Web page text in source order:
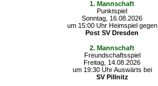
1. Mannschaft
Punktspiel
Sonntag, 16.08.2026
um 15:00 Uhr Heimspiel gegen
Post SV Dresden
2. Mannschaft
Freundschaftsspiel
Freitag, 14.08.2026
um 19:30 Uhr Auswärts bei
SV Pillnitz